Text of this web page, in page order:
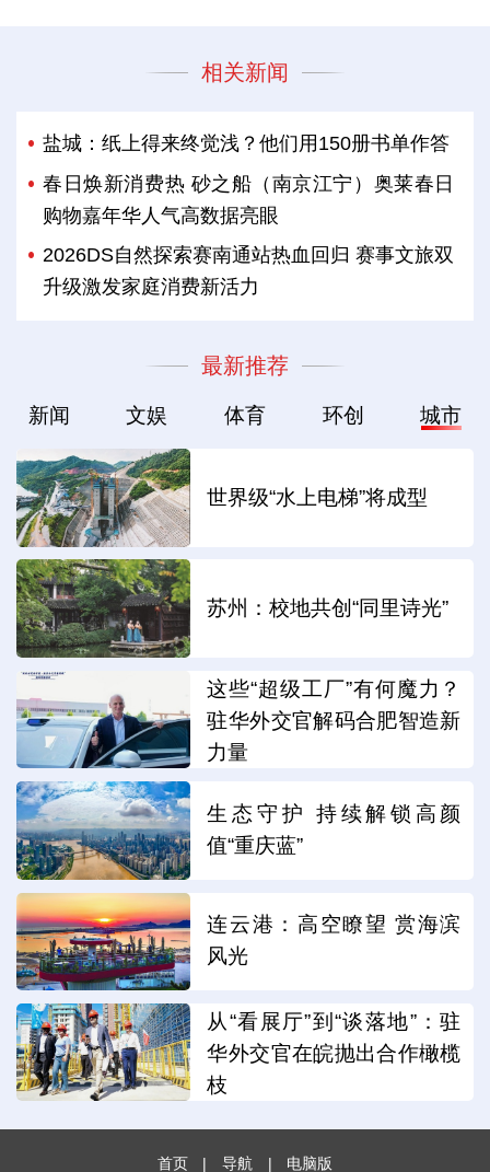
相关新闻
盐城：纸上得来终觉浅？他们用150册书单作答‌
春日焕新消费热 砂之船（南京江宁）奥莱春日
购物嘉年华人气高数据亮眼
2026DS自然探索赛南通站热血回归 赛事文旅双
升级激发家庭消费新活力
最新推荐
新闻 文娱 体育 环创 城市
世界级“水上电梯”将成型
苏州：校地共创“同里诗光”
这些“超级工厂”有何魔力？
驻华外交官解码合肥智造新
力量
生态守护 持续解锁高颜
值“重庆蓝”
连云港：高空瞭望 赏海滨
风光
从“看展厅”到“谈落地”：驻
华外交官在皖抛出合作橄榄
枝
首页 | 导航 | 电脑版